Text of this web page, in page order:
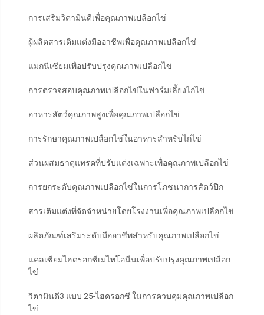
การเสริมวิตามินดีเพื่อคุณภาพเปลือกไข่
ผู้ผลิตสารเติมแต่งมืออาชีพเพื่อคุณภาพเปลือกไข่
แมกนีเซียมเพื่อปรับปรุงคุณภาพเปลือกไข่
การตรวจสอบคุณภาพเปลือกไข่ในฟาร์มเลี้ยงไก่ไข่
อาหารสัตว์คุณภาพสูงเพื่อคุณภาพเปลือกไข่
การรักษาคุณภาพเปลือกไข่ในอาหารสำหรับไก่ไข่
ส่วนผสมธาตุแทรคที่ปรับแต่งเฉพาะเพื่อคุณภาพเปลือกไข่
การยกระดับคุณภาพเปลือกไข่ในการโภชนาการสัตว์ปีก
สารเติมแต่งที่จัดจำหน่ายโดยโรงงานเพื่อคุณภาพเปลือกไข่
ผลิตภัณฑ์เสริมระดับมืออาชีพสำหรับคุณภาพเปลือกไข่
แคลเซียมไฮดรอกซีเมไทโอนีนเพื่อปรับปรุงคุณภาพเปลือก
ไข่
วิตามินดี3 แบบ 25-ไฮดรอกซี ในการควบคุมคุณภาพเปลือก
ไข่